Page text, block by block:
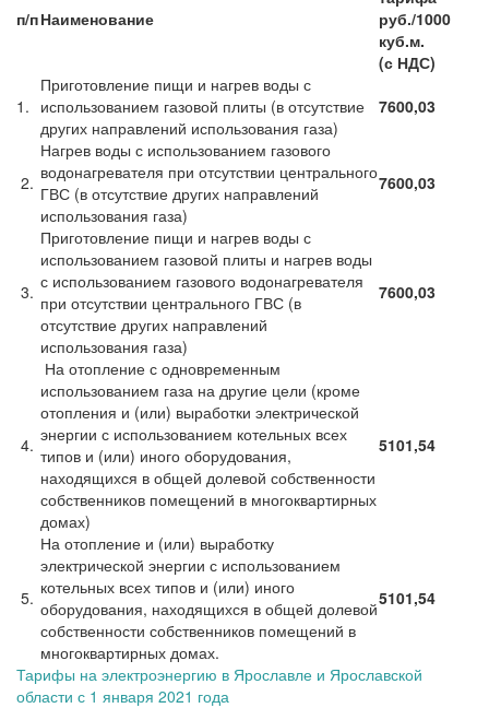
п/пНаименование
руб./1000
куб.м.
(с НДС)
1.
Приготовление пищи и нагрев воды с
использованием газовой плиты (в отсутствие
других направлений использования газа)
7600,03
2.
Нагрев воды с использованием газового
водонагревателя при отсутствии центрального
ГВС (в отсутствие других направлений
использования газа)
7600,03
3.
Приготовление пищи и нагрев воды с
использованием газовой плиты и нагрев воды
с использованием газового водонагревателя
при отсутствии центрального ГВС (в
отсутствие других направлений
использования газа)
7600,03
4.
На отопление с одновременным
использованием газа на другие цели (кроме
отопления и (или) выработки электрической
энергии с использованием котельных всех
типов и (или) иного оборудования,
находящихся в общей долевой собственности
собственников помещений в многоквартирных
домах)
5101,54
5.
На отопление и (или) выработку
электрической энергии с использованием
котельных всех типов и (или) иного
оборудования, находящихся в общей долевой
собственности собственников помещений в
многоквартирных домах.
5101,54
Тарифы на электроэнергию в Ярославле и Ярославской
области с 1 января 2021 года